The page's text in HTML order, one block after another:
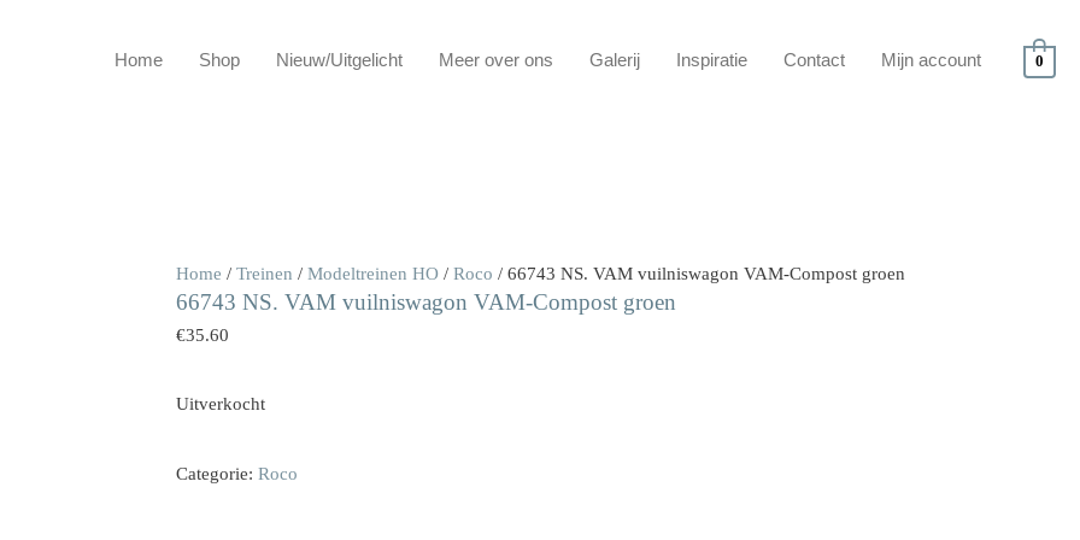
Home Shop Nieuw/Uitgelicht Meer over ons Galerij Inspiratie Contact Mijn account 0
Home / Treinen / Modeltreinen HO/ Roco / 66743 NS. VAM vuilniswagon VAM-Compost groen
66743 NS. VAM vuilniswagon VAM-Compost groen
€35.60
Uitverkocht
Categorie: Roco